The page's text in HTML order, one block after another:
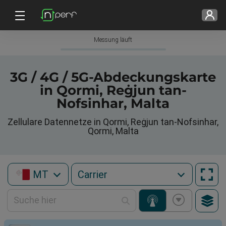
Messung läuft
3G / 4G / 5G-Abdeckungskarte
in Qormi, Reġjun tan-
Nofsinhar, Malta
Zellulare Datennetze in Qormi, Reġjun tan-Nofsinhar,
Qormi, Malta
MT